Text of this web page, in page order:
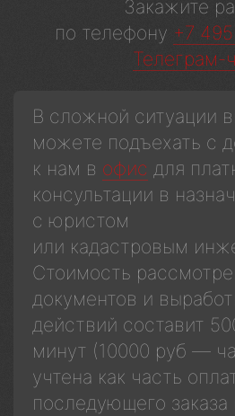
Закажите
по телефону +7
Телеграм-
В сложной ситуации
можете подъехать с
к нам в офис для
консультации в
с юристом
или кадастровым
Стоимость
документов и
действий составит
минут (10000 руб —
учтена как часть
последующего заказа